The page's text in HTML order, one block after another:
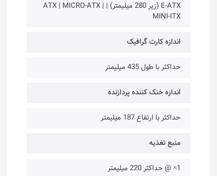
E-ATX (زیر 280 میلیمتر) | ATX | MICRO-ATX |
MINI-ITX
اندازه کارت گرافیک
حداکثر با طول 435 میلیمتر
اندازه خنک کننده پردازنده
حداکثر با ارتفاع 187 میلیمتر
منبع تغذیه
1× @ حداکثر 220 میلیمتر